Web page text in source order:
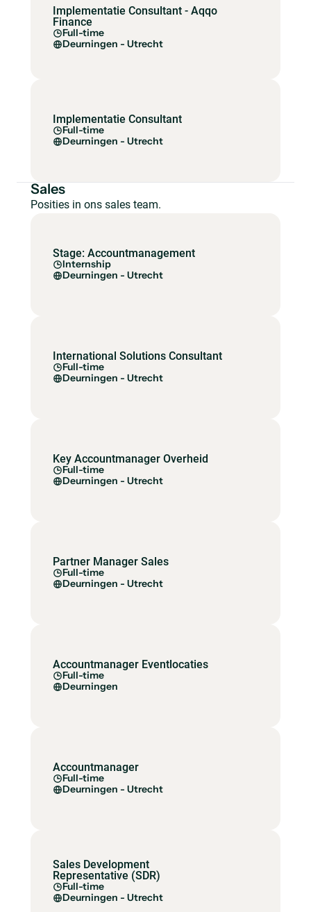
Implementatie Consultant - Aqqo
Finance
Full-time
Deurningen - Utrecht
Implementatie Consultant
Full-time
Deurningen - Utrecht
Sales
Posities in ons sales team.
Stage: Accountmanagement
Internship
Deurningen - Utrecht
International Solutions Consultant
Full-time
Deurningen - Utrecht
Key Accountmanager Overheid
Full-time
Deurningen - Utrecht
Partner Manager Sales
Full-time
Deurningen - Utrecht
Accountmanager Eventlocaties
Full-time
Deurningen
Accountmanager
Full-time
Deurningen - Utrecht
Sales Development
Representative (SDR)
Full-time
Deurningen - Utrecht